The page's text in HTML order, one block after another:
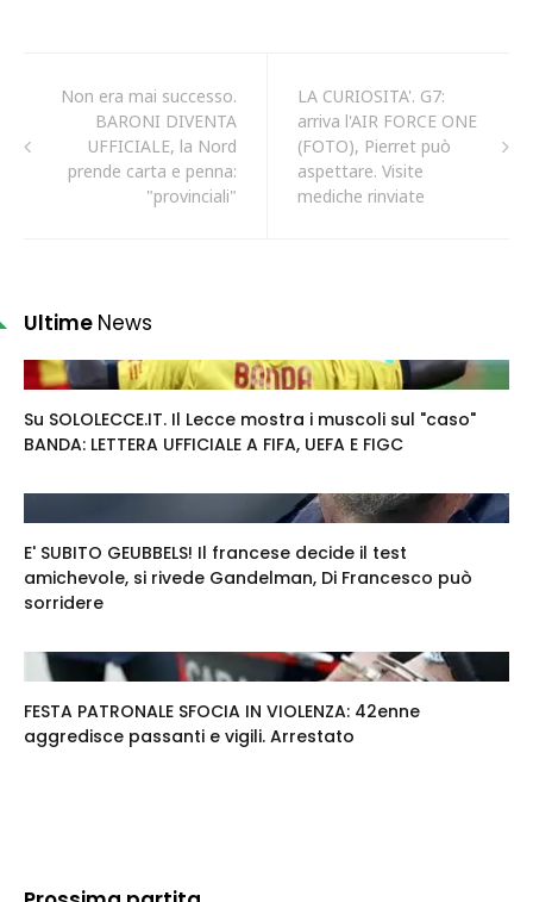
Non era mai successo.
BARONI DIVENTA
UFFICIALE, la Nord
prende carta e penna:
"provinciali"
LA CURIOSITA'. G7:
arriva l'AIR FORCE ONE
(FOTO), Pierret può
aspettare. Visite
mediche rinviate
Ultime News
Su SOLOLECCE.IT. Il Lecce mostra i muscoli sul "caso"
BANDA: LETTERA UFFICIALE A FIFA, UEFA E FIGC
E' SUBITO GEUBBELS! Il francese decide il test
amichevole, si rivede Gandelman, Di Francesco può
sorridere
FESTA PATRONALE SFOCIA IN VIOLENZA: 42enne
aggredisce passanti e vigili. Arrestato